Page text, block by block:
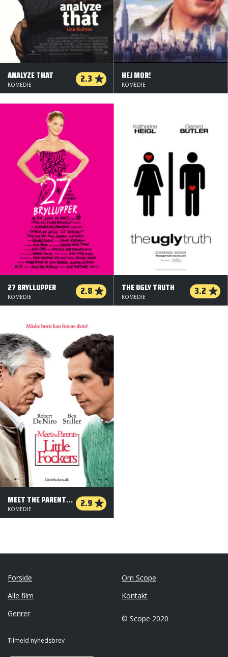
ANALYZE THAT 2.3
KOMEDIE
HEJ MOR!
KOMEDIE
27 BRYLLUPPER 2.8
KOMEDIE
THE UGLY TRUTH 3.2
KOMEDIE
MEET THE PARENTS - LITTLE FOCKERS 2.9
KOMEDIE
Forside
Alle film
Genrer
Om Scope
Kontakt
© Scope 2020
Tilmeld nyhedsbrev